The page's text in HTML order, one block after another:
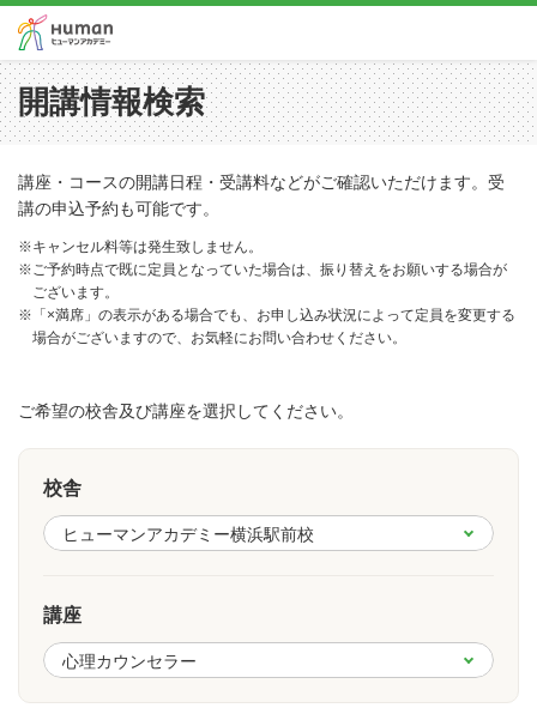
開講情報検索
講座・コースの開講日程・受講料などがご確認いただけます。受
講の申込予約も可能です。
※キャンセル料等は発生致しません。
※ご予約時点で既に定員となっていた場合は、振り替えをお願いする場合が
ございます。
※「×満席」の表示がある場合でも、お申し込み状況によって定員を変更する
場合がございますので、お気軽にお問い合わせください。
ご希望の校舎及び講座を選択してください。
校舎
講座